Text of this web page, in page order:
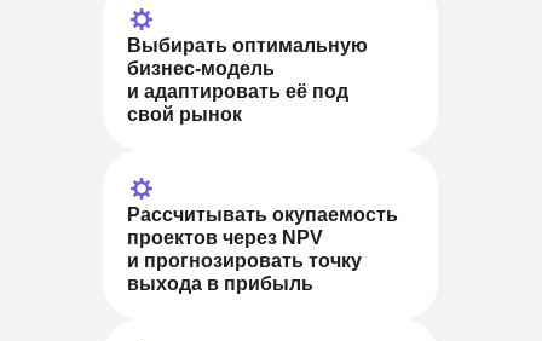
Выбирать оптимальную
бизнес-модель
и адаптировать её под
свой рынок
Рассчитывать окупаемость
проектов через NPV
и прогнозировать точку
выхода в прибыль